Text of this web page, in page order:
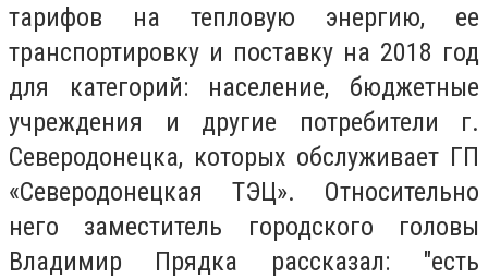
тарифов на тепловую энергию, ее
транспортировку и поставку на 2018 год
для категорий: население, бюджетные
учреждения и другие потребители г.
Северодонецка, которых обслуживает ГП
«Северодонецкая ТЭЦ». Относительно
него заместитель городского головы
Владимир Прядка рассказал: "есть